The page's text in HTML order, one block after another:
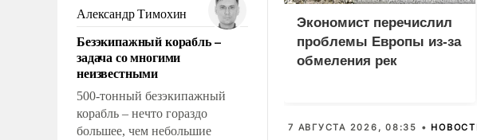
ударами судьбы, брать на себя
ответственность, помогать
слабым, идти вперед и
адаптироваться.
Александр Тимохин
Безэкипажный корабль –
задача со многими
неизвестными
500-тонный безэкипажный
корабль – нечто гораздо
большее, чем небольшие
Экономист перечислил
проблемы Европы из-за
обмеления рек
7 АВГУСТА 2026, 08:35 •